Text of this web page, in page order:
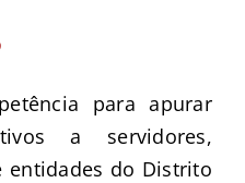
para apurar
a servidores,
entidades do Distrito